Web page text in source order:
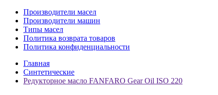
Производители масел
Производители машин
Типы масел
Политика возврата товаров
Политика конфиденциальности
Главная
Синтетические
Редукторное масло FANFARO Gear Oil ISO 220